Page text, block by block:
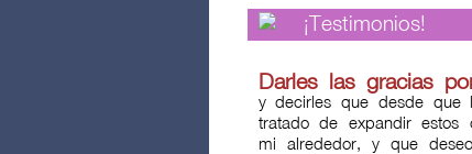
¡Testimonios!
Darles las gracias
y decirles que desde que
tratado de expandir estos
mi alrededor, y que